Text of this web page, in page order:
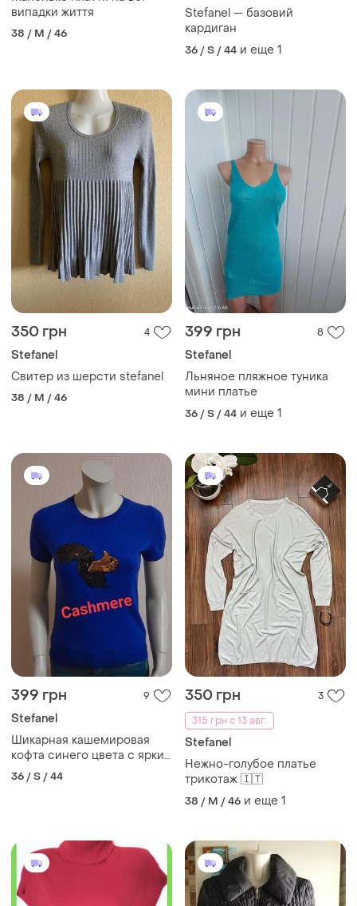
випадки життя
38 / M / 46
Stefanel — базовий
кардиган
36 / S / 44 и еще 1
350 грн 4
Stefanel
Свитер из шерсти stefanel
38 / M / 46
399 грн 8
Stefanel
Льняное пляжное туника
мини платье
36 / S / 44 и еще 1
399 грн 9
Stefanel
Шикарная кашемировая
кофта синего цвета с яркий
принтом cashmere made by
stefanel est. 1959
36 / S / 44
350 грн
3
315 грн с 13 авг.
Stefanel
Нежно-голубое платье
трикотаж 🇮🇹
38 / M / 46 и еще 1